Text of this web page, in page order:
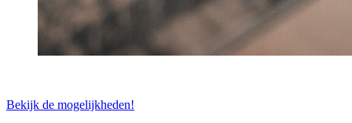
Bekijk de mogelijkheden!